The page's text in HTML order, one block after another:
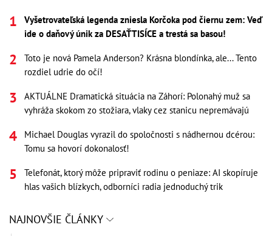
Vyšetrovateľská legenda zniesla Korčoka pod čiernu zem: Veď
ide o daňový únik za DESAŤTISÍCE a trestá sa basou!
Toto je nová Pamela Anderson? Krásna blondínka, ale... Tento
rozdiel udrie do očí!
AKTUÁLNE Dramatická situácia na Záhorí: Polonahý muž sa
vyhráža skokom zo stožiara, vlaky cez stanicu nepremávajú
Michael Douglas vyrazil do spoločnosti s nádhernou dcérou:
Tomu sa hovorí dokonalosť!
Telefonát, ktorý môže pripraviť rodinu o peniaze: AI skopíruje
hlas vašich blízkych, odborníci radia jednoduchý trik
NAJNOVŠIE ČLÁNKY